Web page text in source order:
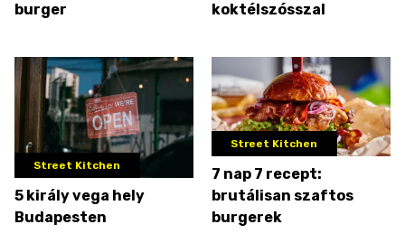
burger
koktélszósszal
Street Kitchen
5 király vega hely
Budapesten
Street Kitchen
7 nap 7 recept:
brutálisan szaftos
burgerek